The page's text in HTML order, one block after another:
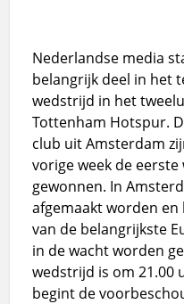
Nederlandse media
belangrijk deel in het
wedstrijd in het
Tottenham Hotspur.
club uit Amsterdam
vorige week de
gewonnen. In
afgemaakt worden
van de belangrijkste
in de wacht worden
wedstrijd is om 21.00
begint de